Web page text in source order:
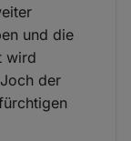
und die
wird
der